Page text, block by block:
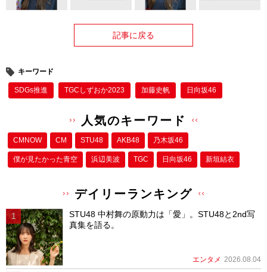
記事に戻る
キーワード
SDGs推進 TGCしずおか2023 加藤史帆 日向坂46
人気のキーワード
CMNOW CM STU48 AKB48 乃木坂46
僕が⾒たかった⻘空 浜辺美波 TGC 日向坂46 新垣結衣
デイリーランキング
STU48 中村舞の原動力は「愛」。STU48と2nd写
真集を語る。
エンタメ 2026.08.04